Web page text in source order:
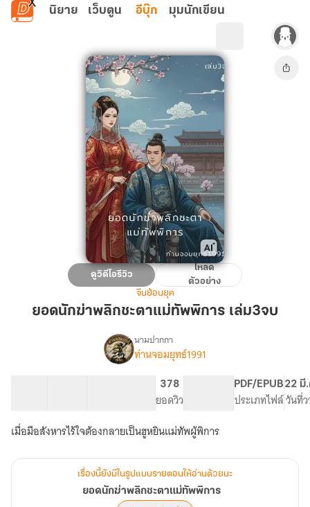
ข้ามไปยังเนื้อหาหลัก
นิยาย เว็บตูน อีบุ๊ก มุมนักเขียน
ยอด
นัก
ฆ่า
ชะตา
แม่ทัพ
ดูวิดีโอรีวิว
โหลด
ตัวอย่าง
จีนย้อนยุค
ยอดนักฆ่าพลิกชะตาแม่ทัพพิการ เล่ม3จบ
เรื่อง
ยอด
นัก
ฆ่า
พลิก
ชะตา
แม่ทัพ
นามปากกา
ท่านจอมยุทธ์1991
378
ยอดวิว
PDF/EPUB
ประเภทไฟล์
22 มี
วันที่
เมื่อมือสังหารไร้ใจต้องกลายเป็นฮูหยินแม่ทัพผู้พิการ
เรื่องนี้ยังมีในรูปแบบรายตอนให้อ่านด้วยนะ
ยอดนักฆ่าพลิกชะตาแม่ทัพพิการ